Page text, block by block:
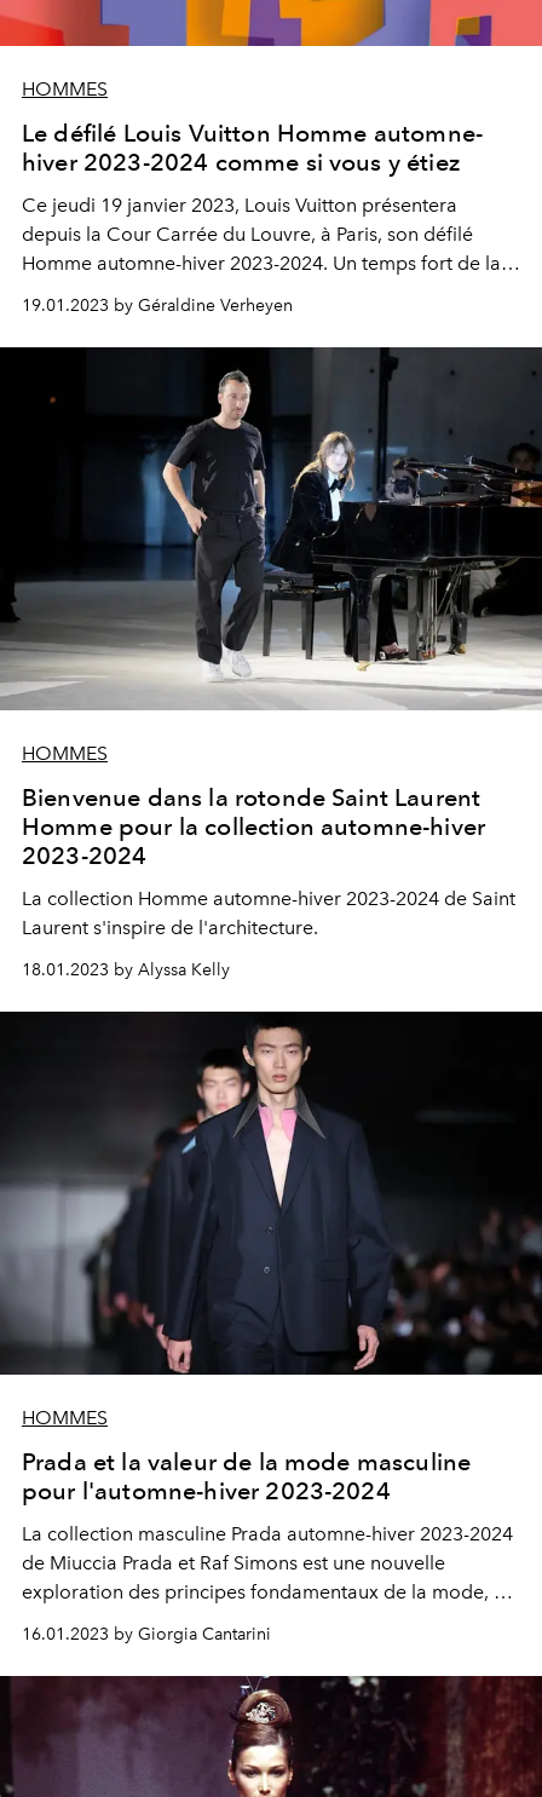
HOMMES
Le défilé Louis Vuitton Homme automne-
hiver 2023-2024 comme si vous y étiez
Ce jeudi 19 janvier 2023, Louis Vuitton présentera
depuis la Cour Carrée du Louvre, à Paris, son défilé
Homme automne-hiver 2023-2024. Un temps fort de la
direct à partir de 14h30.
19.01.2023 by Géraldine Verheyen
HOMMES
Bienvenue dans la rotonde Saint Laurent
Homme pour la collection automne-hiver
2023-2024
La collection Homme automne-hiver 2023-2024 de Saint
Laurent s'inspire de l'architecture.
18.01.2023 by Alyssa Kelly
HOMMES
Prada et la valeur de la mode masculine
pour l'automne-hiver 2023-2024
La collection masculine Prada automne-hiver 2023-2024
de Miuccia Prada et Raf Simons est une nouvelle
exploration des principes fondamentaux de la mode, du
tailleur de Miuccia et les lointains échos souterrains du
créateur belge.
16.01.2023 by Giorgia Cantarini